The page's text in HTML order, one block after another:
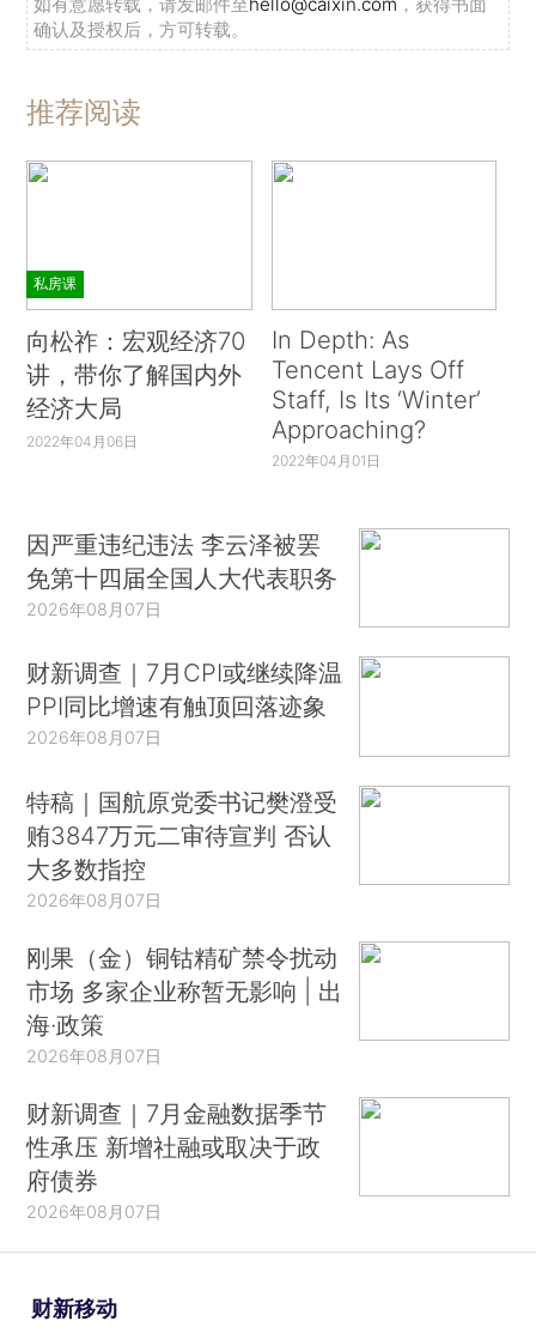
确认及授权后，方可转载。
推荐阅读
私房课
向松祚：宏观经济70
讲，带你了解国内外
经济大局
2022年04月06日
In Depth: As
Tencent Lays Off
Staff, Is Its ‘Winter’
Approaching?
2022年04月01日
因严重违纪违法 李云泽被罢
免第十四届全国人大代表职务
2026年08月07日
财新调查｜7月CPI或继续降温
PPI同比增速有触顶回落迹象
2026年08月07日
特稿｜国航原党委书记樊澄受
贿3847万元二审待宣判 否认
大多数指控
2026年08月07日
刚果（金）铜钴精矿禁令扰动
市场 多家企业称暂无影响 | 出
海·政策
2026年08月07日
财新调查｜7月金融数据季节
性承压 新增社融或取决于政
府债券
2026年08月07日
财新移动